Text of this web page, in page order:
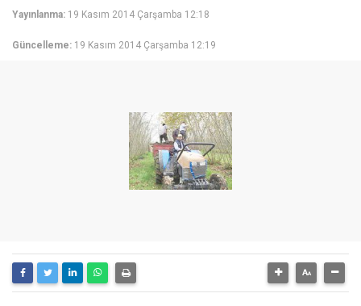
Yayınlanma: 19 Kasım 2014 Çarşamba 12:18
Güncelleme: 19 Kasım 2014 Çarşamba 12:19